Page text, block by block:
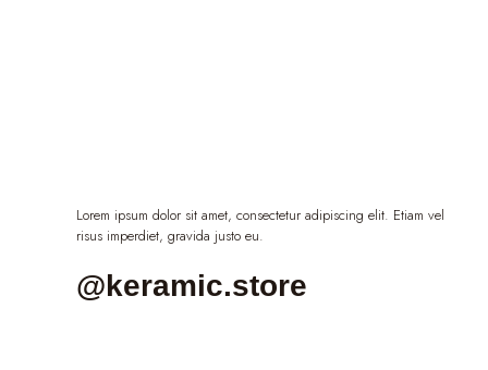
Lorem ipsum dolor sit amet, consectetur adipiscing elit. Etiam vel
risus imperdiet, gravida justo eu.
@keramic.store